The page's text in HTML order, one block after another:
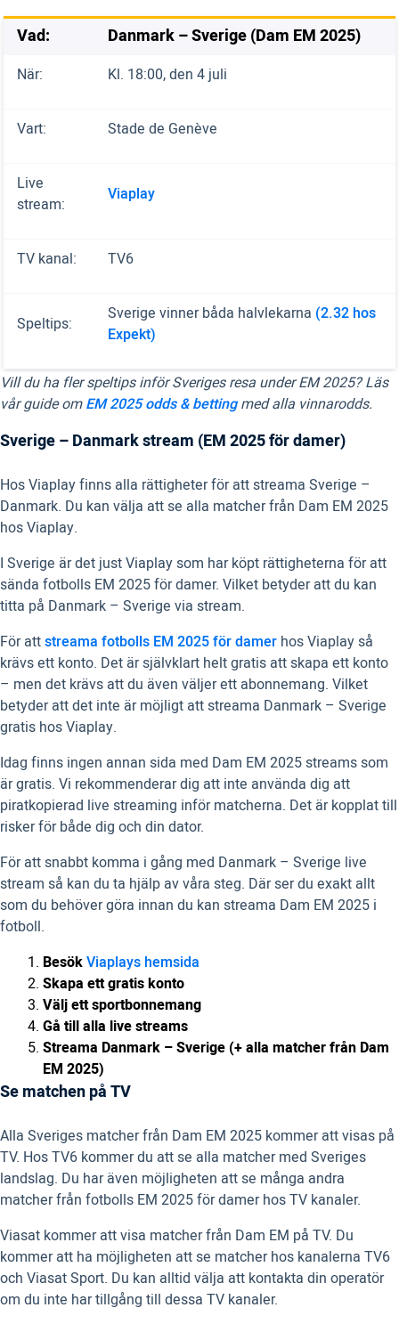
Vad: Danmark – Sverige (Dam EM 2025)
När: Kl. 18:00, den 4 juli
Vart: Stade de Genève
Live
stream:
Viaplay
TV kanal: TV6
Speltips: Sverige vinner båda halvlekarna (2.32 hos
Expekt)
Vill du ha fler speltips inför Sveriges resa under EM 2025? Läs
vår guide omEM 2025 odds & bettingmed alla vinnarodds.
Sverige – Danmark stream (EM 2025 för damer)
Hos Viaplay finns alla rättigheter för att streama Sverige –
Danmark. Du kan välja att se alla matcher från Dam EM 2025
hos Viaplay.
I Sverige är det just Viaplay som har köpt rättigheterna för att
sända fotbolls EM 2025 för damer. Vilket betyder att du kan
titta på Danmark – Sverige via stream.
För attstreama fotbolls EM 2025 för damer hos Viaplay så
krävs ett konto. Det är självklart helt gratis att skapa ett konto
– men det krävs att du även väljer ett abonnemang. Vilket
betyder att det inte är möjligt att streama Danmark – Sverige
gratis hos Viaplay.
Idag finns ingen annan sida med Dam EM 2025 streams som
är gratis. Vi rekommenderar dig att inte använda dig att
piratkopierad live streaming inför matcherna. Det är kopplat till
risker för både dig och din dator.
För att snabbt komma i gång med Danmark – Sverige live
stream så kan du ta hjälp av våra steg. Där ser du exakt allt
som du behöver göra innan du kan streama Dam EM 2025 i
fotboll.
BesökViaplays hemsida
Skapa ett gratis konto
Välj ett sportbonnemang
Gå till alla live streams
Streama Danmark – Sverige (+ alla matcher från Dam
EM 2025)
Se matchen på TV
Alla Sveriges matcher från Dam EM 2025 kommer att visas på
TV. Hos TV6 kommer du att se alla matcher med Sveriges
landslag. Du har även möjligheten att se många andra
matcher från fotbolls EM 2025 för damer hos TV kanaler.
Viasat kommer att visa matcher från Dam EM på TV. Du
kommer att ha möjligheten att se matcher hos kanalerna TV6
och Viasat Sport. Du kan alltid välja att kontakta din operatör
om du inte har tillgång till dessa TV kanaler.